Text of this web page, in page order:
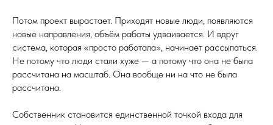
Потом проект вырастает. Приходят новые люди, появляются
новые направления, объём работы удваивается. И вдруг
система, которая «просто работала», начинает рассыпаться.
Не потому что люди стали хуже — а потому что она не была
рассчитана на масштаб. Она вообще ни на что не была
рассчитана.
Собственник становится единственной точкой входа для